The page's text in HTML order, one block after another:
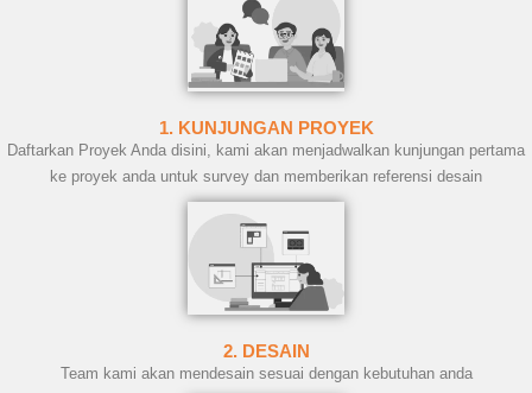
1. KUNJUNGAN PROYEK
Daftarkan Proyek Anda disini, kami akan menjadwalkan kunjungan pertama
ke proyek anda untuk survey dan memberikan referensi desain
2. DESAIN
Team kami akan mendesain sesuai dengan kebutuhan anda